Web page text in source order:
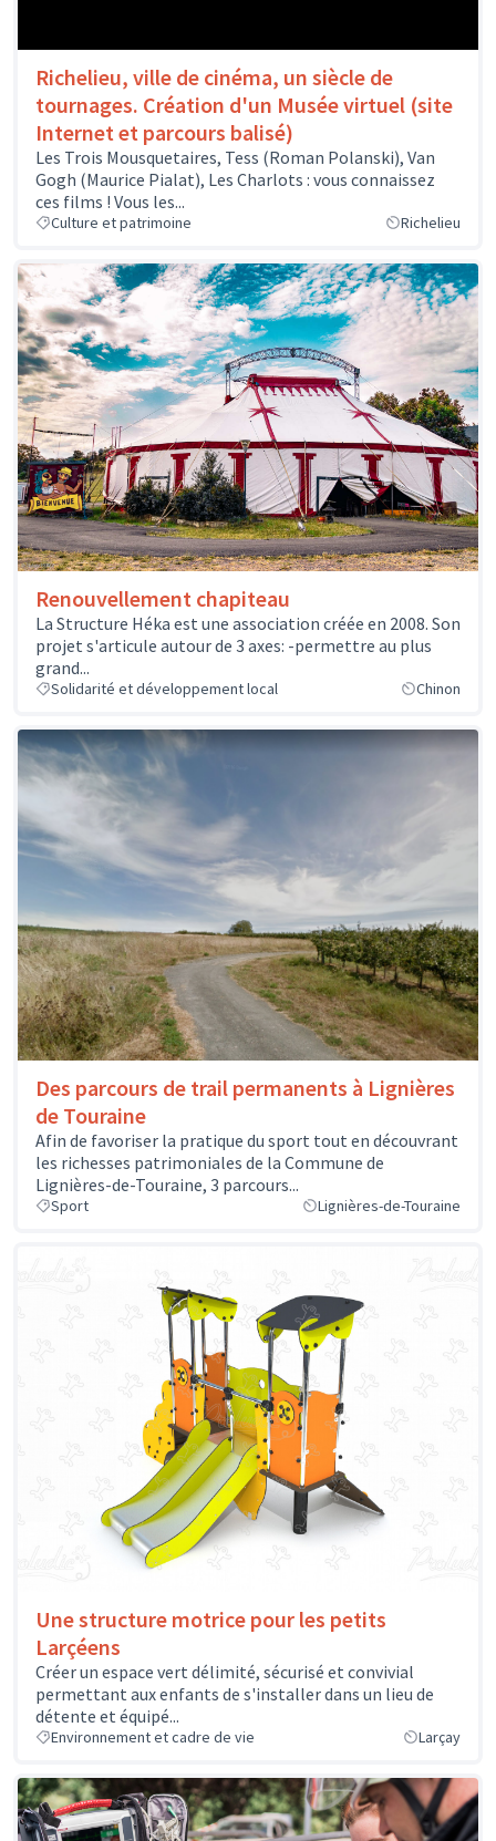
Richelieu, ville de cinéma, un siècle de
tournages. Création d'un Musée virtuel (site
Internet et parcours balisé)
Les Trois Mousquetaires, Tess (Roman Polanski), Van
Gogh (Maurice Pialat), Les Charlots : vous connaissez
ces films ! Vous les...
Culture et patrimoine Richelieu
Renouvellement chapiteau
La Structure Héka est une association créée en 2008. Son
projet s'articule autour de 3 axes: -permettre au plus
grand...
Solidarité et développement local Chinon
Des parcours de trail permanents à Lignières
de Touraine
Afin de favoriser la pratique du sport tout en découvrant
les richesses patrimoniales de la Commune de
Lignières-de-Touraine, 3 parcours...
Sport Lignières-de-Touraine
Une structure motrice pour les petits
Larçéens
Créer un espace vert délimité, sécurisé et convivial
permettant aux enfants de s'installer dans un lieu de
détente et équipé...
Environnement et cadre de vie Larçay